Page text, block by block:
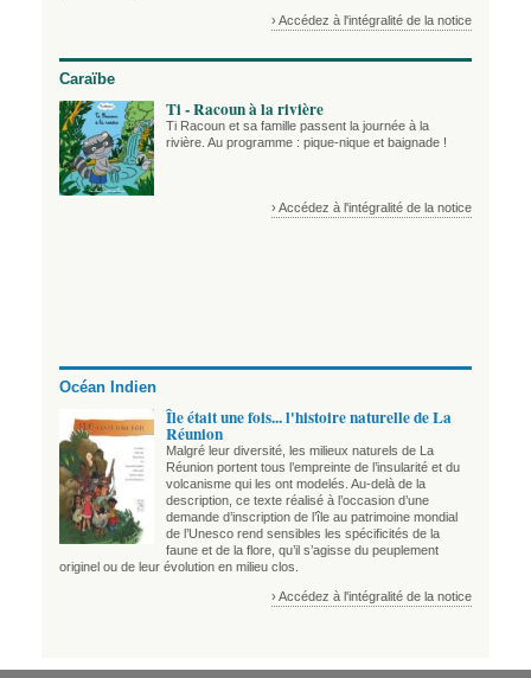
› Accédez à l'intégralité de la notice
Caraïbe
Ti - Racoun à la rivière
Ti Racoun et sa famille passent la journée à la
rivière. Au programme : pique-nique et baignade !
› Accédez à l'intégralité de la notice
Océan Indien
Île était une fois... l'histoire naturelle de La
Réunion
Malgré leur diversité, les milieux naturels de La
Réunion portent tous l’empreinte de l’insularité et du
volcanisme qui les ont modelés. Au-delà de la
description, ce texte réalisé à l’occasion d’une
demande d’inscription de l’île au patrimoine mondial
de l’Unesco rend sensibles les spécificités de la
faune et de la flore, qu’il s’agisse du peuplement
originel ou de leur évolution en milieu clos.
› Accédez à l'intégralité de la notice